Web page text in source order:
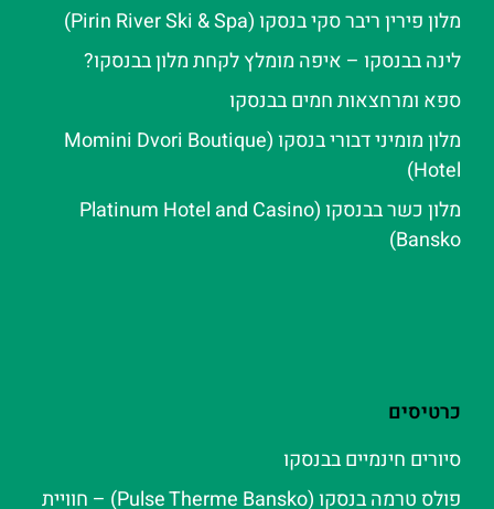
מלון פירין ריבר סקי בנסקו (Pirin River Ski & Spa‬)
לינה בבנסקו – איפה מומלץ לקחת מלון בבנסקו?
ספא ומרחצאות חמים בבנסקו
מלון מומיני דבורי בנסקו (Momini Dvori Boutique
Hotel)
מלון כשר בבנסקו (Platinum Hotel and Casino
Bansko)
כרטיסים
סיורים חינמיים בבנסקו
פולס טרמה בנסקו (Pulse Therme Bansko) – חוויית